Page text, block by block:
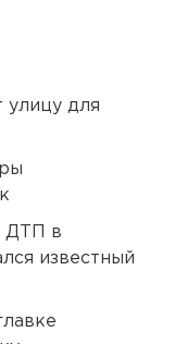
улицу для
ДТП в
известный